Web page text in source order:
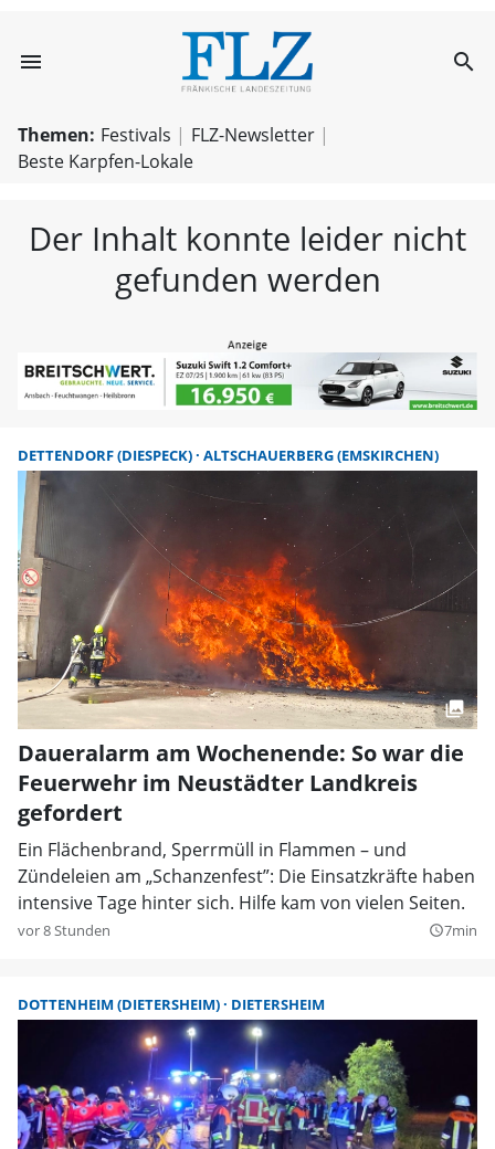
menu FLZ – search
Themen: Festivals
FLZ-Newsletter
Beste Karpfen-Lokale
Der Inhalt konnte leider nicht
gefunden werden
DETTENDORF (DIESPECK) ALTSCHAUERBERG (EMSKIRCHEN)
Daueralarm am Wochenende: So war die
Feuerwehr im Neustädter Landkreis
gefordert
Ein Flächenbrand, Sperrmüll in Flammen – und
Zündeleien am „Schanzenfest”: Die Einsatzkräfte haben
intensive Tage hinter sich. Hilfe kam von vielen Seiten.
vor 8 Stunden query_builder7min
DOTTENHEIM (DIETERSHEIM) DIETERSHEIM